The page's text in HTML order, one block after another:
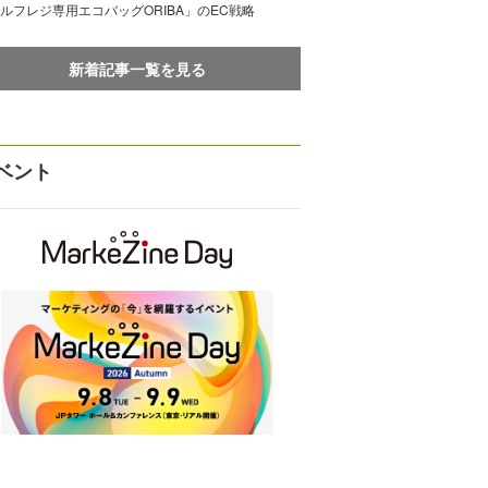
フレジ専用エコバッグORIBA」のEC戦略
新着記事一覧を見る
ント